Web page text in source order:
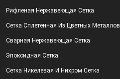
Рифленая Нержавеющая Сетка
Сетка Сплетенная Из Цветных Металлов
Сварная Нержавеющая Сетка
Эпоксидная Сетка
Сетка Никелевая И Нихром Сетка